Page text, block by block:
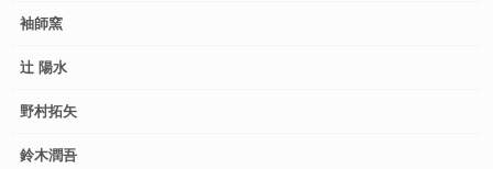
袖師窯
辻 陽水
野村拓矢
鈴木潤吾